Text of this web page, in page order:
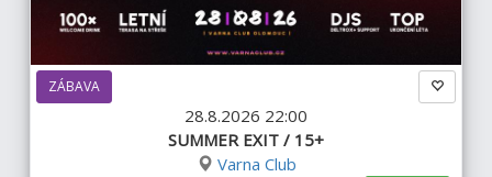
ZÁBAVA
28.8.2026 22:00
SUMMER EXIT / 15+
Varna Club